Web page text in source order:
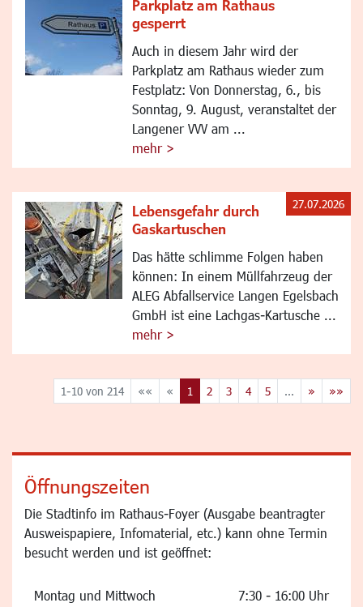
Parkplatz am Rathaus
gesperrt
Auch in diesem Jahr wird der
Parkplatz am Rathaus wieder zum
Festplatz: Von Donnerstag, 6., bis
Sonntag, 9. August, veranstaltet der
Langener VVV am ...
mehr >
Lebensgefahr durch
Gaskartuschen
Das hätte schlimme Folgen haben
können: In einem Müllfahrzeug der
ALEG Abfallservice Langen Egelsbach
GmbH ist eine Lachgas-Kartusche ...
mehr >
27.07.2026
1-10 von 214 «« « 1 2 3 4 5 ... » »»
Öffnungszeiten
Die Stadtinfo im Rathaus-Foyer (Ausgabe beantragter
Ausweispapiere, Infomaterial, etc.) kann ohne Termin
besucht werden und ist geöffnet:
Montag und Mittwoch 7:30 - 16:00 Uhr